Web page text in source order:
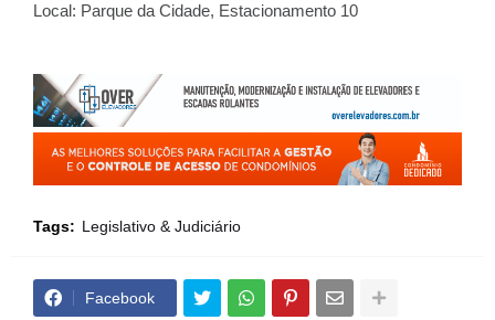
Local: Parque da Cidade, Estacionamento 10
Tags: Legislativo & Judiciário
Facebook